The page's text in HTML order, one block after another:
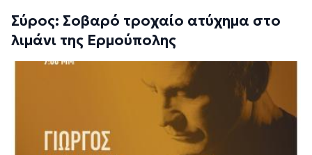
Σύρος: Σοβαρό τροχαίο ατύχημα στο
λιμάνι της Ερμούπολης